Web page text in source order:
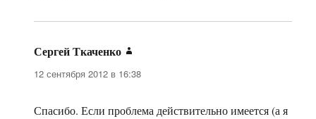
Сергей Ткаченко
12 сентября 2012 в 16:38
Спасибо. Если проблема действительно имеется (а я